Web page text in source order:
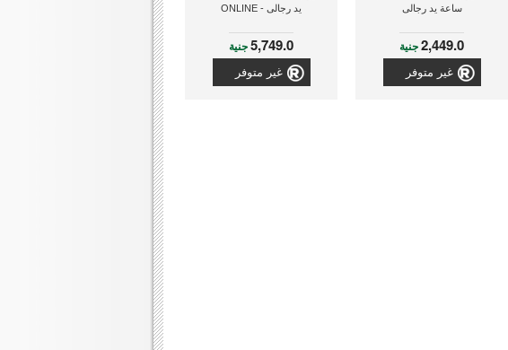
ساعة يد رجالى
2,449.0جنية
غير متوفر
يد رجالى - ONLINE
5,749.0جنية
غير متوفر